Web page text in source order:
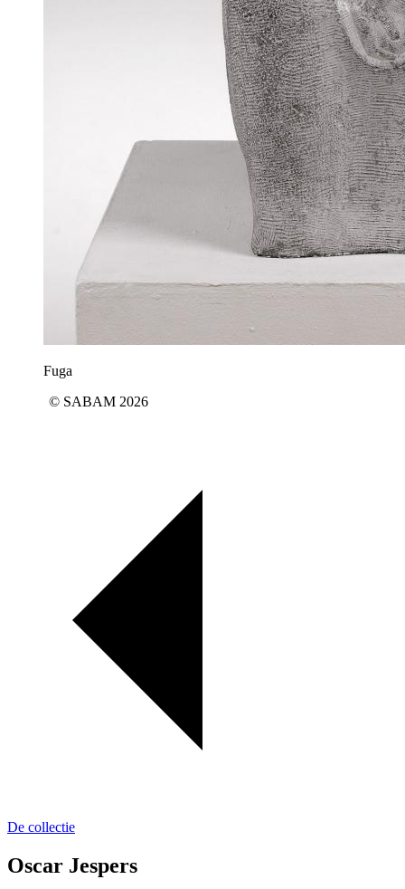
Fuga
© SABAM 2026
De collectie
Oscar Jespers